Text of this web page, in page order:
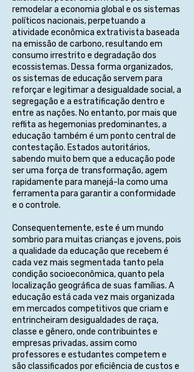
remodelar a economia global e os sistemas
políticos nacionais, perpetuando a
atividade econômica extrativista baseada
na emissão de carbono, resultando em
consumo irrestrito e degradação dos
ecossistemas. Dessa forma organizados,
os sistemas de educação servem para
reforçar e legitimar a desigualdade social, a
segregação e a estratificação dentro e
entre as nações. No entanto, por mais que
reflita as hegemonias predominantes, a
educação também é um ponto central de
contestação. Estados autoritários,
sabendo muito bem que a educação pode
ser uma força de transformação, agem
rapidamente para manejá-la como uma
ferramenta para garantir a conformidade
e o controle.
Consequentemente, este é um mundo
sombrio para muitas crianças e jovens, pois
a qualidade da educação que recebem é
cada vez mais segmentada tanto pela
condição socioeconômica, quanto pela
localização geográfica de suas famílias. A
educação está cada vez mais organizada
em mercados competitivos que criam e
entrincheiram desigualdades de raça,
classe e gênero, onde contribuintes e
empresas privadas, assim como
professores e estudantes competem e
são classificados por eficiência de custos e